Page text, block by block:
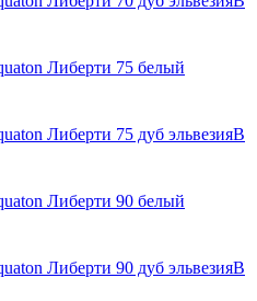
Либерти 75 белый
Либерти 75 дуб эльвезияВ
Либерти 90 белый
Либерти 90 дуб эльвезияВ